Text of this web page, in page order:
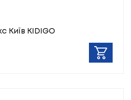
Київ KIDIGO